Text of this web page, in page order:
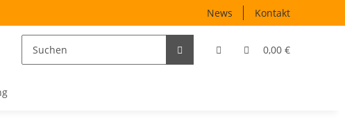
News Kontakt
0,00 €